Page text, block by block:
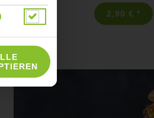
2,90 € *